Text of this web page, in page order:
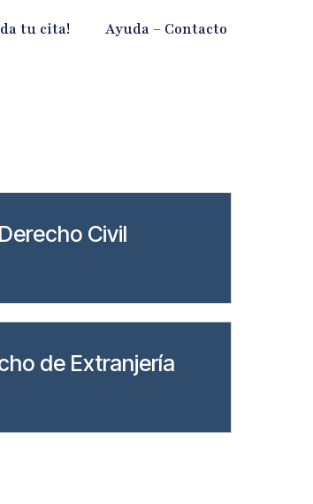
tu cita! Ayuda – Contacto
Derecho Civil
de Extranjería